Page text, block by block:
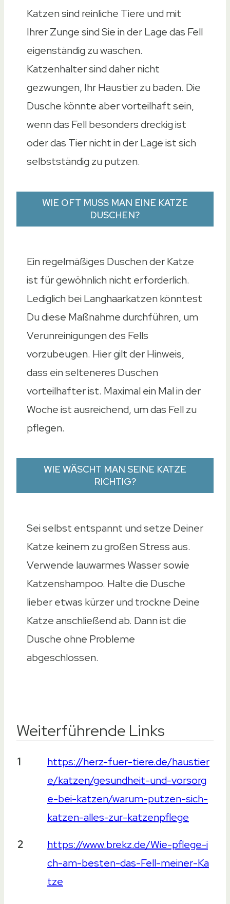
Katzen sind reinliche Tiere und mit
Ihrer Zunge sind Sie in der Lage das Fell
eigenständig zu waschen.
Katzenhalter sind daher nicht
gezwungen, Ihr Haustier zu baden. Die
Dusche könnte aber vorteilhaft sein,
wenn das Fell besonders dreckig ist
oder das Tier nicht in der Lage ist sich
selbstständig zu putzen.
WIE OFT MUSS MAN EINE KATZE
DUSCHEN?
Ein regelmäßiges Duschen der Katze
ist für gewöhnlich nicht erforderlich.
Lediglich bei Langhaarkatzen könntest
Du diese Maßnahme durchführen, um
Verunreinigungen des Fells
vorzubeugen. Hier gilt der Hinweis,
dass ein selteneres Duschen
vorteilhafter ist. Maximal ein Mal in der
Woche ist ausreichend, um das Fell zu
pflegen.
WIE WÄSCHT MAN SEINE KATZE
RICHTIG?
Sei selbst entspannt und setze Deiner
Katze keinem zu großen Stress aus.
Verwende lauwarmes Wasser sowie
Katzenshampoo. Halte die Dusche
lieber etwas kürzer und trockne Deine
Katze anschließend ab. Dann ist die
Dusche ohne Probleme
abgeschlossen.
Weiterführende Links
Weiterführende Links
1
https://herz-fuer-tiere.de/haustier
e/katzen/gesundheit-und-vorsorg
e-bei-katzen/warum-putzen-sich-
katzen-alles-zur-katzenpflege
2
https://www.brekz.de/Wie-pflege-i
ch-am-besten-das-Fell-meiner-Ka
tze